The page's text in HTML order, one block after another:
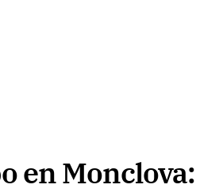
en Monclova: